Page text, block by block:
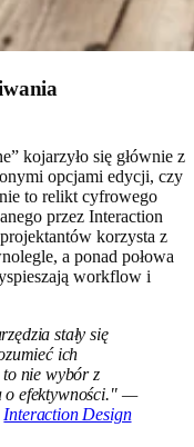
kojarzyło się głównie z
opcjami edycji, czy
to relikt cyfrowego
przez Interaction
korzysta z
a ponad połowa
workflow i
stały się
ich
nie wybór z
o efektywności." —
Interaction Design